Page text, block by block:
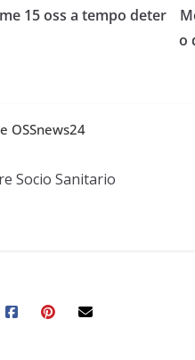
15 oss a tempo deter
o
OSSnews24
Socio Sanitario